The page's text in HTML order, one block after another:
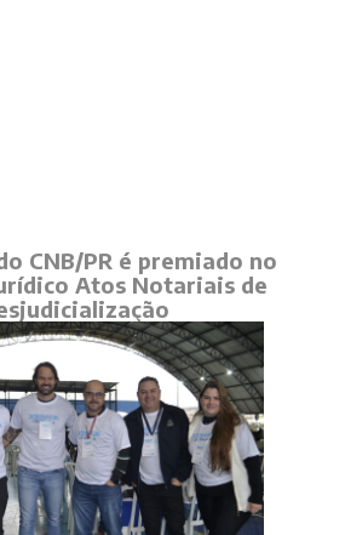
CNB/PR é premiado no
Atos Notariais de